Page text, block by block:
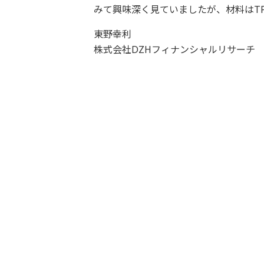
みて興味深く見ていましたが、材料は
東野幸利
株式会社DZHフィナンシャルリサーチ